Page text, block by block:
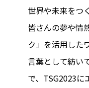
世界や未来をつ
皆さんの夢や情
ク」を活用した
言葉として紡い
で、TSG2023に